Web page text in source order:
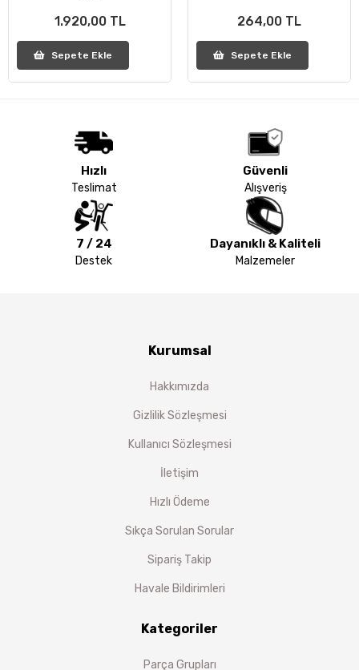
1.920,00 TL
Sepete Ekle
264,00 TL
Sepete Ekle
Hızlı
Teslimat
Güvenli
Alışveriş
7 / 24
Destek
Dayanıklı & Kaliteli
Malzemeler
Kurumsal
Hakkımızda
Gizlilik Sözleşmesi
Kullanıcı Sözleşmesi
İletişim
Hızlı Ödeme
Sıkça Sorulan Sorular
Sipariş Takip
Havale Bildirimleri
Kategoriler
Parça Grupları